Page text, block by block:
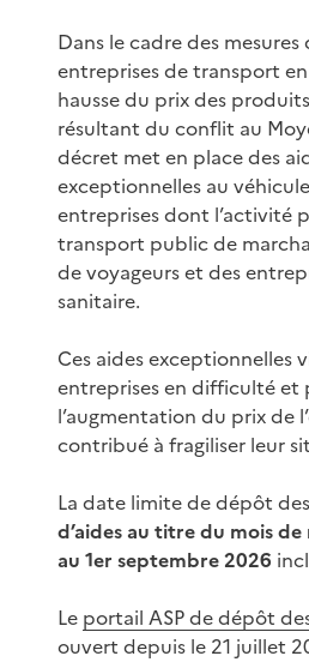
Dans le cadre des mesures
entreprises de transport
hausse du prix des
résultant du conflit au
décret met en place des
exceptionnelles au
entreprises dont l’activité
transport public de
de voyageurs et des
sanitaire.
Ces aides exceptionnelles
entreprises en difficulté et
l’augmentation du prix de
contribué à fragiliser leur
La date limite de dépôt des
d’aides au titre du mois de
au 1er septembre 2026
Le portail ASP de dépôt
ouvert depuis le 21 juillet